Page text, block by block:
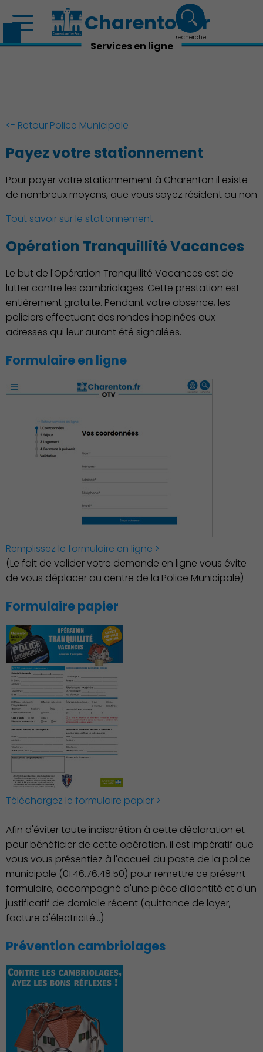
Découvrir Charenton
Démocratie locale
Environnement cadre de
vie
Économie Commerce
Emploi
Associations et Sports
Charenton.fr
recherche
Services en ligne
<- Retour Police Municipale
Payez votre stationnement
Pour payer votre stationnement à Charenton il existe
de nombreux moyens, que vous soyez résident ou non
Tout savoir sur le stationnement
Opération Tranquillité Vacances
Le but de l'Opération Tranquillité Vacances est de
lutter contre les cambriolages. Cette prestation est
entièrement gratuite. Pendant votre absence, les
policiers effectuent des rondes inopinées aux
adresses qui leur auront été signalées.
Formulaire en ligne
Remplissez le formulaire en ligne >
(Le fait de valider votre demande en ligne vous évite
de vous déplacer au centre de la Police Municipale)
Formulaire papier
Téléchargez le formulaire papier >
Afin d'éviter toute indiscrétion à cette déclaration et
pour bénéficier de cette opération, il est impératif que
vous vous présentiez à l'accueil du poste de la police
municipale (01.46.76.48.50) pour remettre ce présent
formulaire, accompagné d'une pièce d'identité et d'un
justificatif de domicile récent (quittance de loyer,
facture d'électricité...)
Prévention cambriolages